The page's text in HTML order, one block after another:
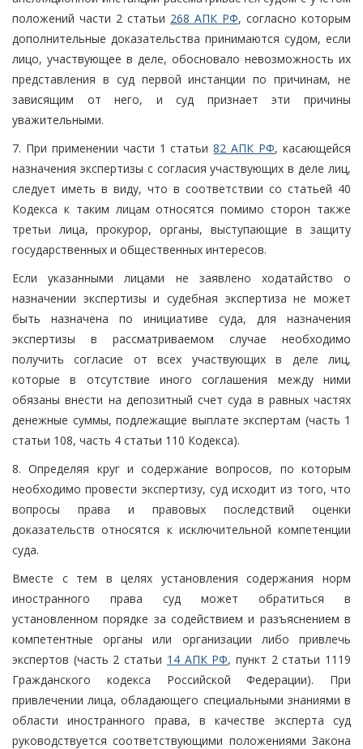
положений части 2 статьи 268 АПК РФ, согласно которым
дополнительные доказательства принимаются судом, если
лицо, участвующее в деле, обосновало невозможность их
представления в суд первой инстанции по причинам, не
зависящим от него, и суд признает эти причины
уважительными.
7. При применении части 1 статьи82 АПК РФ, касающейся
назначения экспертизы с согласия участвующих в деле лиц,
следует иметь в виду, что в соответствии со статьей 40
Кодекса к таким лицам относятся помимо сторон также
третьи лица, прокурор, органы, выступающие в защиту
государственных и общественных интересов.
Если указанными лицами не заявлено ходатайство о
назначении экспертизы и судебная экспертиза не может
быть назначена по инициативе суда, для назначения
экспертизы в рассматриваемом случае необходимо
получить согласие от всех участвующих в деле лиц,
которые в отсутствие иного соглашения между ними
обязаны внести на депозитный счет суда в равных частях
денежные суммы, подлежащие выплате экспертам (часть 1
статьи 108, часть 4 статьи 110 Кодекса).
8. Определяя круг и содержание вопросов, по которым
необходимо провести экспертизу, суд исходит из того, что
вопросы права и правовых последствий оценки
доказательств относятся к исключительной компетенции
суда.
Вместе с тем в целях установления содержания норм
иностранного права суд может обратиться в
установленном порядке за содействием и разъяснением в
компетентные органы или организации либо привлечь
экспертов (часть 2 статьи 14 АПК РФ, пункт 2 статьи 1119
Гражданского кодекса Российской Федерации). При
привлечении лица, обладающего специальными знаниями в
области иностранного права, в качестве эксперта суд
руководствуется соответствующими положениями Закона